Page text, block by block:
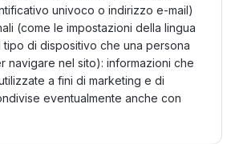
univoco o indirizzo e-mail)
(come le impostazioni della lingua
tipo di dispositivo che una persona
navigare nel sito): informazioni che
a fini di marketing e di
eventualmente anche con